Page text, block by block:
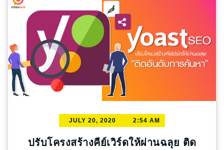
JULY 20, 2020 2:54 AM
ปรับโครงสร้างคีย์เวิร์ดให้ผ่านฉลุย ติด